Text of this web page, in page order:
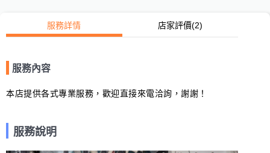
服務詳情 店家評價(2)
服務內容
本店提供各式專業服務，歡迎直接來電洽詢，謝謝！
服務說明